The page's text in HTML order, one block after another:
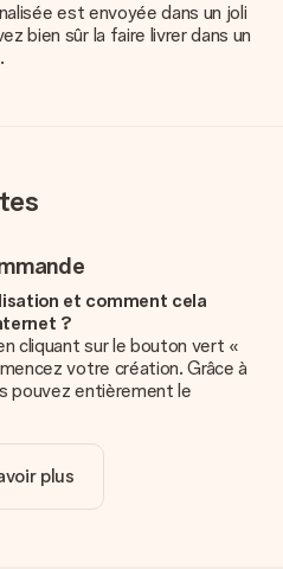
est envoyée dans un joli
bien sûr la faire livrer dans un
et comment cela
?
cliquant sur le bouton vert «
votre création. Grâce à
pouvez entièrement le
finale à votre cadeau.
dans le prix ?
plus